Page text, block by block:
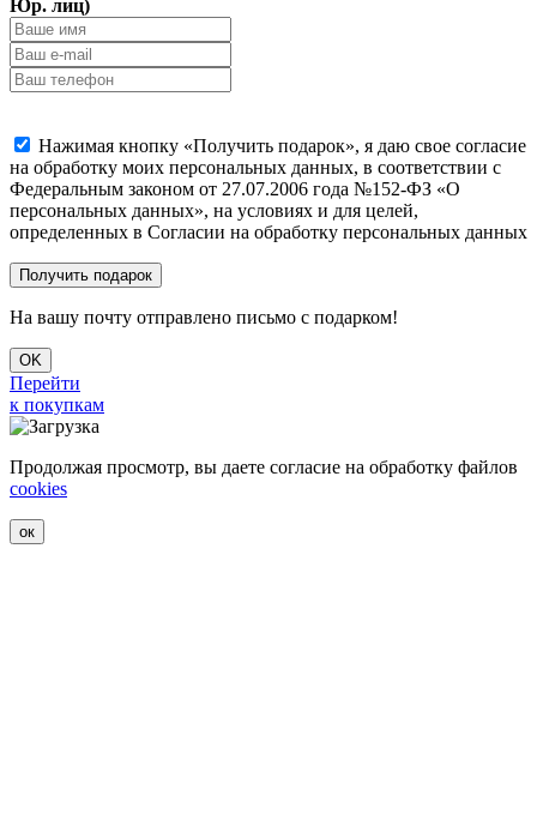
Юр. лиц)
Нажимая кнопку «Получить подарок», я даю свое согласие
на обработку моих персональных данных, в соответствии с
Федеральным законом от 27.07.2006 года №152-ФЗ «О
персональных данных», на условиях и для целей,
определенных в Согласии на обработку персональных данных
На вашу почту отправлено письмо с подарком!
OK
Перейти
к покупкам
Продолжая просмотр, вы даете согласие на обработку файлов
cookies
ок